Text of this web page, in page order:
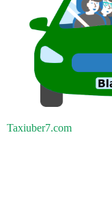
Taxiuber7.com